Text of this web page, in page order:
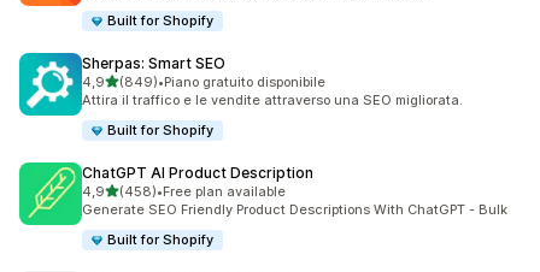
Built for Shopify
Sherpas: Smart SEO
4,9stelle su 5
(849)
849 recensioni totali
•Piano gratuito disponibile
Attira il traffico e le vendite attraverso una SEO migliorata.
Built for Shopify
ChatGPT AI Product Description
4,9stelle su 5
(458)
458 recensioni totali
•Free plan available
Generate SEO Friendly Product Descriptions With ChatGPT - Bulk
Built for Shopify